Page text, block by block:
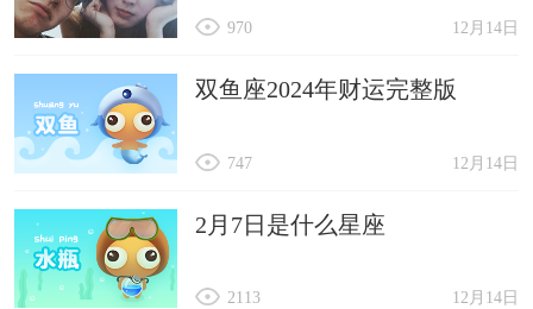
12月14日
970
双鱼座2024年财运完整版
12月14日
747
2月7日是什么星座
12月14日
2113